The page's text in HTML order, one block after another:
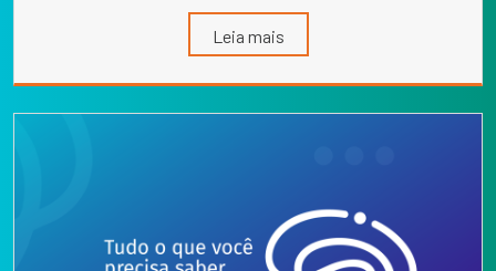
Leia mais